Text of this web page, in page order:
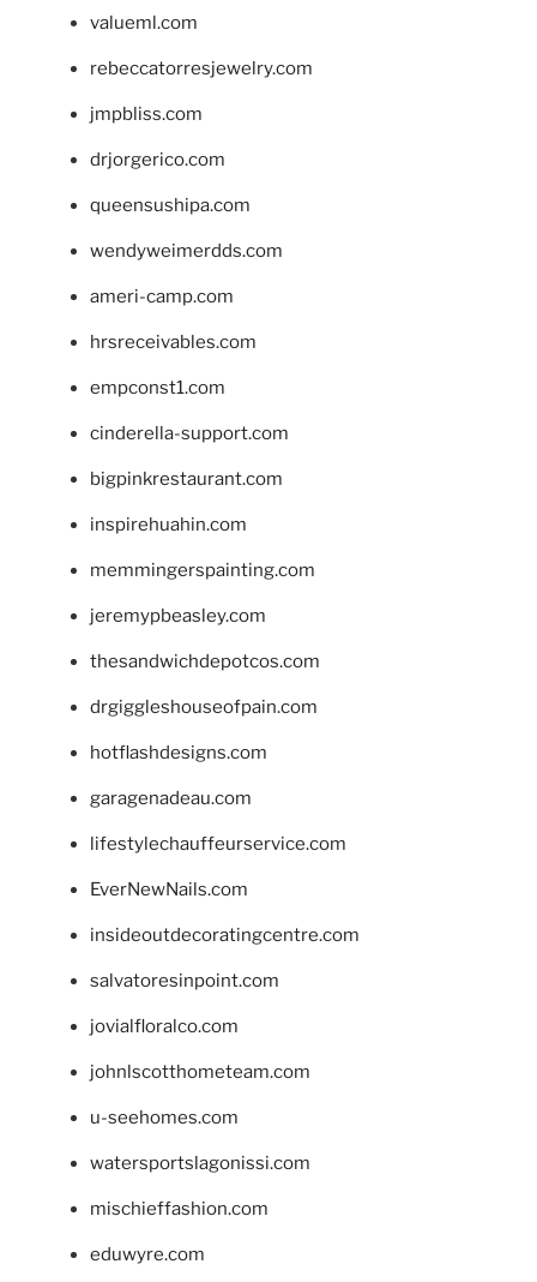
valueml.com
rebeccatorresjewelry.com
jmpbliss.com
drjorgerico.com
queensushipa.com
wendyweimerdds.com
ameri-camp.com
hrsreceivables.com
empconst1.com
cinderella-support.com
bigpinkrestaurant.com
inspirehuahin.com
memmingerspainting.com
jeremypbeasley.com
thesandwichdepotcos.com
drgiggleshouseofpain.com
hotflashdesigns.com
garagenadeau.com
lifestylechauffeurservice.com
EverNewNails.com
insideoutdecoratingcentre.com
salvatoresinpoint.com
jovialfloralco.com
johnlscotthometeam.com
u-seehomes.com
watersportslagonissi.com
mischieffashion.com
eduwyre.com